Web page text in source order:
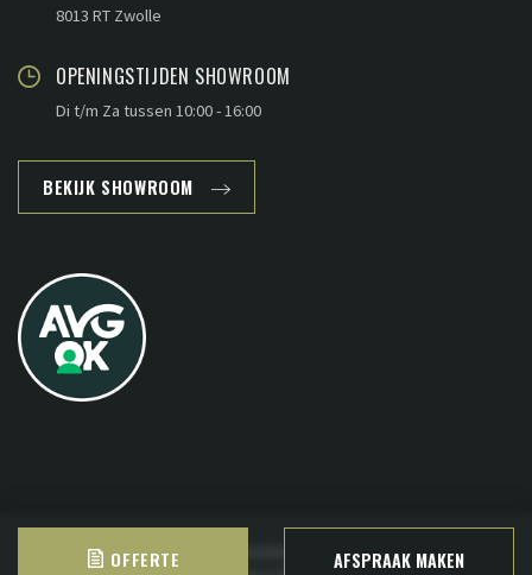
OFFERTE AFSPRAAK MAKEN
8013 RT Zwolle
OPENINGSTIJDEN SHOWROOM
Di t/m Za tussen 10:00 - 16:00
BEKIJK SHOWROOM
Copyright © 2026 - www.plankenland.nl ·Sitemap·Privacy